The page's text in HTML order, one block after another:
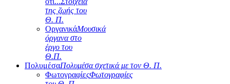
της ζωής του
Θ. Π.
ΟργανικάΜουσικά
όργανα στο
έργο του
Θ.Π.
ΠολυμέσαΠολυμέσα σχετικά με τον Θ. Π.
ΦωτογραφίεςΦωτογραφίες